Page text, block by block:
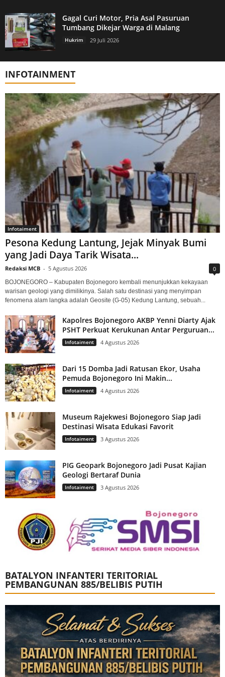
Gagal Curi Motor, Pria Asal Pasuruan
Tumbang Dikejar Warga di Malang
Hukrim 29 Juli 2026
INFOTAINMENT
Infotaiment
Pesona Kedung Lantung, Jejak Minyak Bumi
yang Jadi Daya Tarik Wisata...
Redaksi MCB - 5 Agustus 2026 0
BOJONEGORO – Kabupaten Bojonegoro kembali menunjukkan kekayaan
warisan geologi yang dimilikinya. Salah satu destinasi yang menyimpan
fenomena alam langka adalah Geosite (G-05) Kedung Lantung, sebuah...
Kapolres Bojonegoro AKBP Yenni Diarty Ajak
PSHT Perkuat Kerukunan Antar Perguruan...
Infotaiment 4 Agustus 2026
Dari 15 Domba Jadi Ratusan Ekor, Usaha
Pemuda Bojonegoro Ini Makin...
Infotaiment 4 Agustus 2026
Museum Rajekwesi Bojonegoro Siap Jadi
Destinasi Wisata Edukasi Favorit
Infotaiment 3 Agustus 2026
PIG Geopark Bojonegoro Jadi Pusat Kajian
Geologi Bertaraf Dunia
Infotaiment 3 Agustus 2026
BATALYON INFANTERI TERITORIAL
PEMBANGUNAN 885/BELIBIS PUTIH